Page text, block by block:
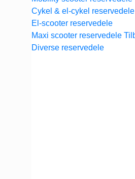
Cykel & el-cykel reservedele
El-scooter reservedele
Maxi scooter reservedele
Diverse reservedele